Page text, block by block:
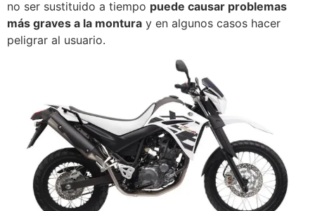
no ser sustituido a tiempo puede causar problemas
más graves a la montura y en algunos casos hacer
peligrar al usuario.